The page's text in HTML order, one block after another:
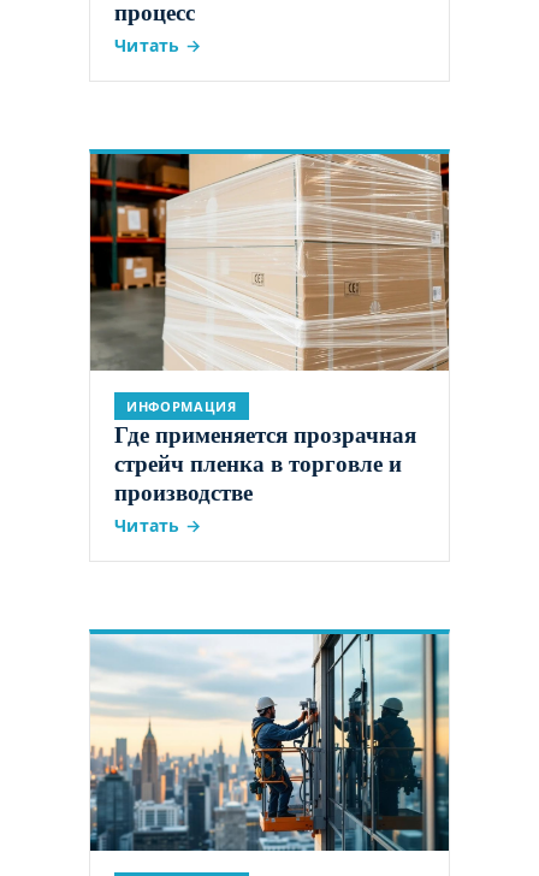
процесс
Читать →
ИНФОРМАЦИЯ
Где применяется прозрачная
стрейч пленка в торговле и
производстве
Читать →